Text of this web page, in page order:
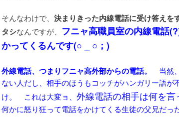
そんなわけで、 決まりきった内線電話に受け答えを
タシなんですが、
フニャ高職員室の内線電話
かってくるんです(○ _ ○；)
外線電話、つまりフニャ高外部からの電話。
当然
ない人だし、相手のほうもコッチがハンガリー語が
け。 これは大変ョ、 外線電話の相手は何を言
何かに怒り狂って電話をかけてくる生徒の父兄だっ